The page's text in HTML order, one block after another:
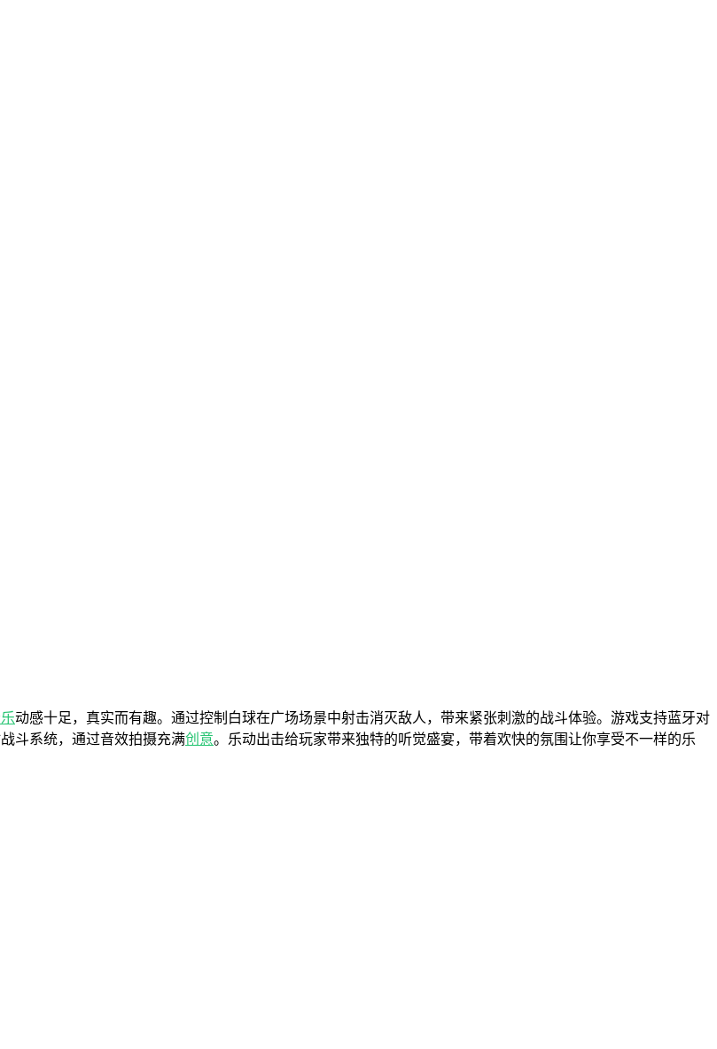
动感十足，真实而有趣。通过控制白球在广场场景中射击消灭敌人，带来紧张刺激的战斗体验。游戏支持蓝牙对
斗系统，通过音效拍摄充满创意。乐动出击给玩家带来独特的听觉盛宴，带着欢快的氛围让你享受不一样的乐